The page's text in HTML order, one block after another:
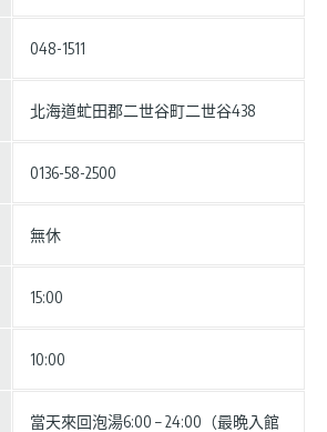
048-1511
北海道虻田郡二世谷町二世谷438
0136-58-2500
無休
15:00
10:00
當天來回泡湯6:00 – 24:00（最晩入館